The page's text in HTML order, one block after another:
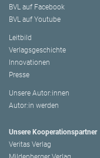
BVL auf Facebook
BVL auf Youtube
Leitbild
Verlagsgeschichte
Innovationen
Presse
Unsere Autor:innen
Autor:in werden
Unsere Kooperationspartner
Veritas Verlag